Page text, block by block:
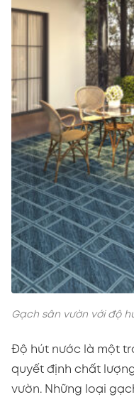
Gạch sân vườn với độ
Độ hút nước là một
quyết định chất
vườn. Những loại